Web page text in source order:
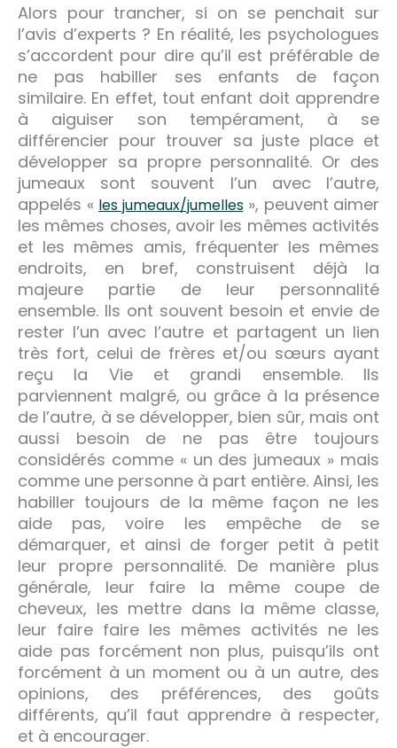
Alors pour trancher, si on se penchait sur
l’avis d’experts ? En réalité, les psychologues
s’accordent pour dire qu’il est préférable de
ne pas habiller ses enfants de façon
similaire. En effet, tout enfant doit apprendre
à aiguiser son tempérament, à se
différencier pour trouver sa juste place et
développer sa propre personnalité. Or des
jumeaux sont souvent l’un avec l’autre,
appelés « les jumeaux/jumelles», peuvent aimer
les mêmes choses, avoir les mêmes activités
et les mêmes amis, fréquenter les mêmes
endroits, en bref, construisent déjà la
majeure partie de leur personnalité
ensemble. Ils ont souvent besoin et envie de
rester l’un avec l’autre et partagent un lien
très fort, celui de frères et/ou sœurs ayant
reçu la Vie et grandi ensemble. Ils
parviennent malgré, ou grâce à la présence
de l’autre, à se développer, bien sûr, mais ont
aussi besoin de ne pas être toujours
considérés comme « un des jumeaux » mais
comme une personne à part entière. Ainsi, les
habiller toujours de la même façon ne les
aide pas, voire les empêche de se
démarquer, et ainsi de forger petit à petit
leur propre personnalité. De manière plus
générale, leur faire la même coupe de
cheveux, les mettre dans la même classe,
leur faire faire les mêmes activités ne les
aide pas forcément non plus, puisqu’ils ont
forcément à un moment ou à un autre, des
opinions, des préférences, des goûts
différents, qu’il faut apprendre à respecter,
et à encourager.